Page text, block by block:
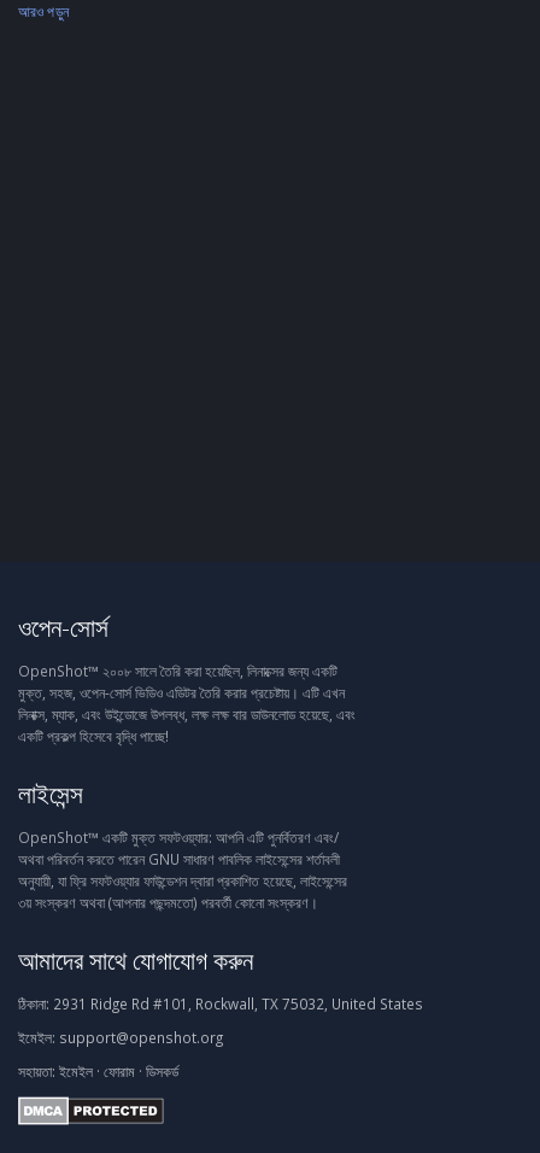
আরও পড়ুন
ওপেন-সোর্স
OpenShot™ ২০০৮ সালে তৈরি করা হয়েছিল, লিনাক্সের জন্য একটি
মুক্ত, সহজ, ওপেন-সোর্স ভিডিও এডিটর তৈরি করার প্রচেষ্টায়। এটি এখন
লিনাক্স, ম্যাক, এবং উইন্ডোজে উপলব্ধ, লক্ষ লক্ষ বার ডাউনলোড হয়েছে, এবং
একটি প্রকল্প হিসেবে বৃদ্ধি পাচ্ছে!
লাইসেন্স
OpenShot™ একটি মুক্ত সফটওয়্যার: আপনি এটি পুনর্বিতরণ এবং/
অথবা পরিবর্তন করতে পারেন GNU সাধারণ পাবলিক লাইসেন্সের শর্তাবলী
অনুযায়ী, যা ফ্রি সফটওয়্যার ফাউন্ডেশন দ্বারা প্রকাশিত হয়েছে, লাইসেন্সের
৩য় সংস্করণ অথবা (আপনার পছন্দমতো) পরবর্তী কোনো সংস্করণ।
আমাদের সাথে যোগাযোগ করুন
ঠিকানা: 2931 Ridge Rd #101, Rockwall, TX 75032, United States
ইমেইল: support@openshot.org
সহায়তা: ইমেইল · ফোরাম · ডিসকর্ড